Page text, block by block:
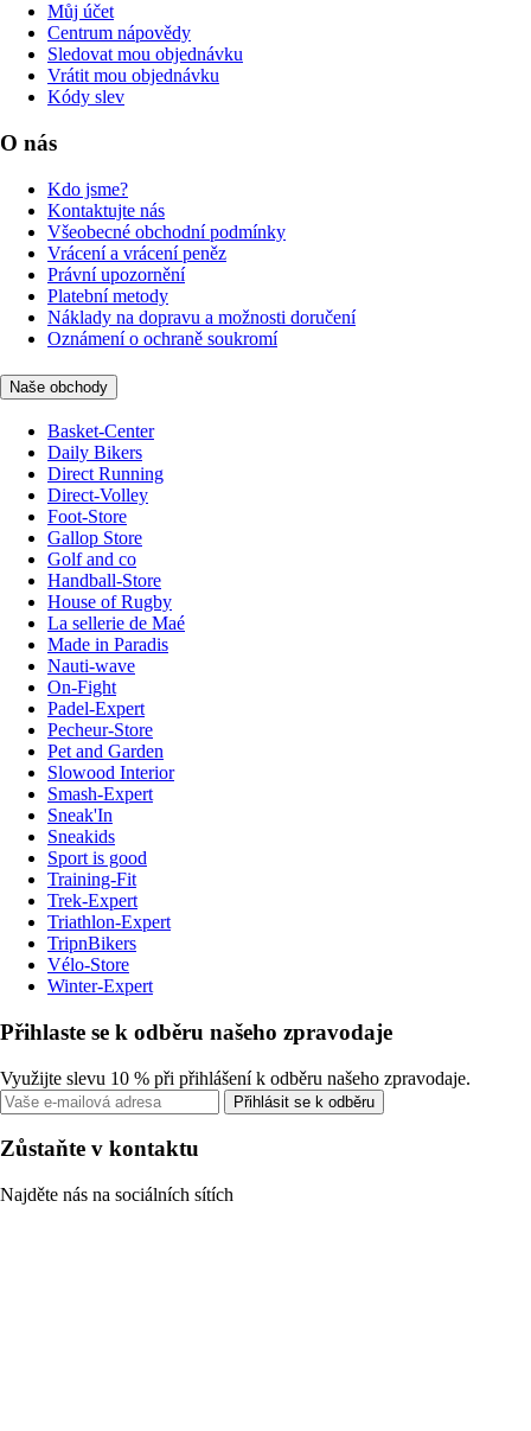
Můj účet
Centrum nápovědy
Sledovat mou objednávku
Vrátit mou objednávku
Kódy slev
O nás
Kdo jsme?
Kontaktujte nás
Všeobecné obchodní podmínky
Vrácení a vrácení peněz
Právní upozornění
Platební metody
Náklady na dopravu a možnosti doručení
Oznámení o ochraně soukromí
Naše obchody
Basket-Center
Daily Bikers
Direct Running
Direct-Volley
Foot-Store
Gallop Store
Golf and co
Handball-Store
House of Rugby
La sellerie de Maé
Made in Paradis
Nauti-wave
On-Fight
Padel-Expert
Pecheur-Store
Pet and Garden
Slowood Interior
Smash-Expert
Sneak'In
Sneakids
Sport is good
Training-Fit
Trek-Expert
Triathlon-Expert
TripnBikers
Vélo-Store
Winter-Expert
Přihlaste se k odběru našeho zpravodaje
Využijte slevu 10 % při přihlášení k odběru našeho zpravodaje.
Přihlásit se k odběru
Zůstaňte v kontaktu
Najděte nás na sociálních sítích